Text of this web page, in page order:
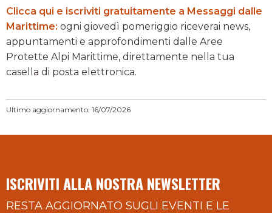
Clicca qui e iscriviti gratuitamente a Messaggi dalle
Marittime: ogni giovedì pomeriggio riceverai news,
appuntamenti e approfondimenti dalle Aree
Protette Alpi Marittime, direttamente nella tua
casella di posta elettronica.
Ultimo aggiornamento: 16/07/2026
ISCRIVITI ALLA NOSTRA NEWSLETTER
RESTA AGGIORNATO SUGLI EVENTI E LE